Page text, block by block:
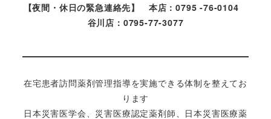
【夜間・休日の緊急連絡先】 本店：0795 -76-0104
谷川店：0795-77-3077
在宅患者訪問薬剤管理指導を実施できる体制を整えてお
ります
日本災害医学会、災害医療認定薬剤師、日本災害医療薬